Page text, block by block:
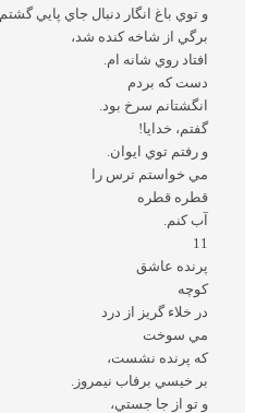
و توي باغ انگار دنبال جاي پايي گشتم.
برگي از شاخه كنده شد،
افتاد روي شانه ام.
دست كه بردم
انگشتانم سرخ بود.
گفتم، خدايا!
و رفتم توي ايوان.
مي خواستم ترس را
قطره قطره
آب كنم.
11
پرنده عاشق
كوچه
در خلاء گريز از درد
مي سوخت
كه پرنده نشست،
بر خيسي برفاب نيمروز.
و تو از جا جستي،